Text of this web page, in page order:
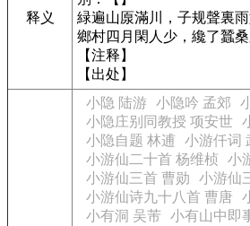
释义
緑遍山厡滿川，子规聲裏雨
鄉村四月閑人少，纔了蠶桑
【注释】
【出处】
小隐 陆游 小隐吟 孟郊
小隐庄别同教授 项安世
小隐自题 林逋
小游仟词
小游仙二十首 杨维桢
小
小游仙三首 曹勋
小游仙
小游仙诗九十八首 曹唐
小有洞 吴芾
小有山中即